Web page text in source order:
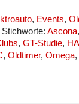
, Events,
Stichworte: Ascona,
, GT-Studie,
, Oldtimer, Omega,